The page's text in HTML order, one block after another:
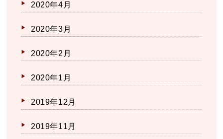
2020年4月
2020年3月
2020年2月
2020年1月
2019年12月
2019年11月